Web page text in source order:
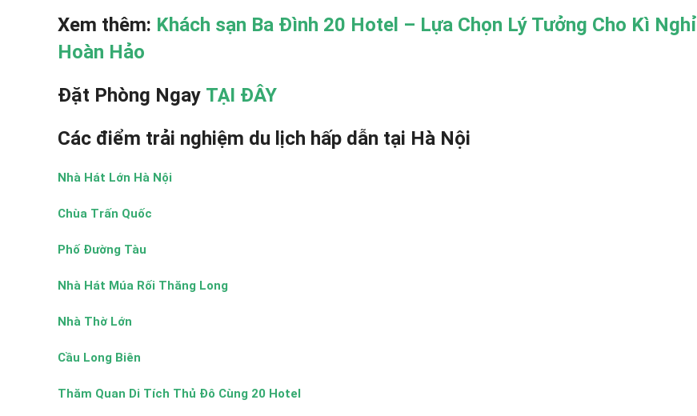
Xem thêm: Khách sạn Ba Đình 20 Hotel – Lựa Chọn Lý Tưởng Cho Kì Nghỉ
Hoàn Hảo
Đặt Phòng Ngay TẠI ĐÂY
Các điểm trải nghiệm du lịch hấp dẫn tại Hà Nội
Nhà Hát Lớn Hà Nội
Chùa Trấn Quốc
Phố Đường Tàu
Nhà Hát Múa Rối Thăng Long
Nhà Thờ Lớn
Cầu Long Biên
Thăm Quan Di Tích Thủ Đô Cùng 20 Hotel